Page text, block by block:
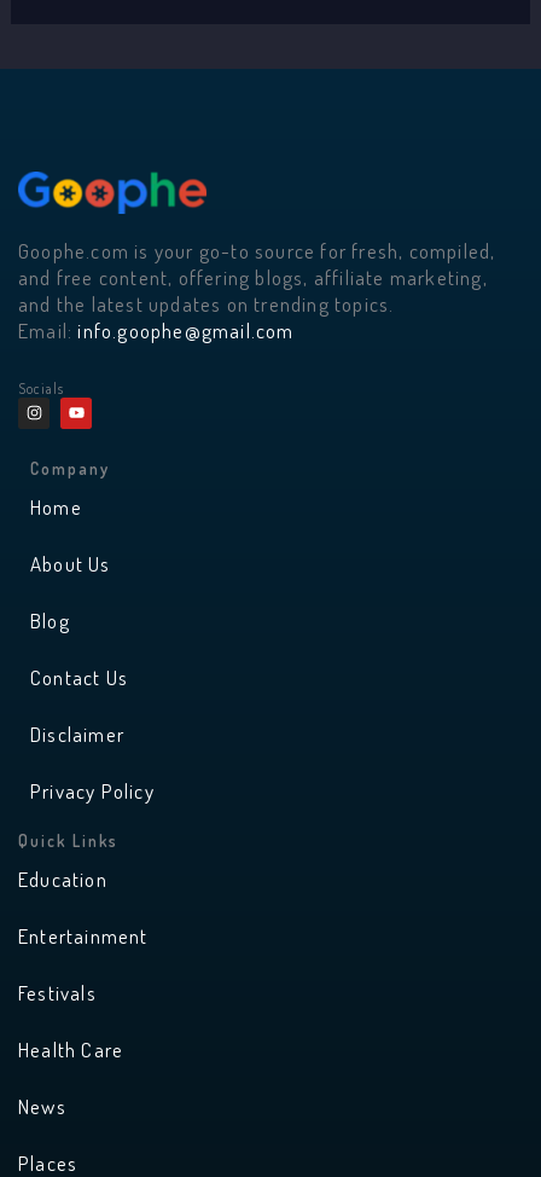
Goophe.com is your go-to source for fresh, compiled,
and free content, offering blogs, affiliate marketing,
and the latest updates on trending topics.
Email:info.goophe@gmail.com
Socials
I
n
s
a
g
r
a
Y
o
u
u
b
Company
Home
About Us
Blog
Contact Us
Disclaimer
Privacy Policy
Quick Links
Education
Entertainment
Festivals
Health Care
News
Places